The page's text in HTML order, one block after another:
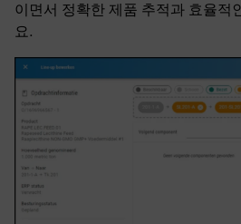
이면서 정확한 제품 추적과 효율적
요.